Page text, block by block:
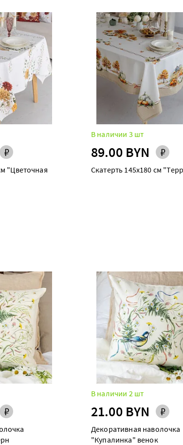
В наличии 3 шт
89.00 BYN
Скатерть 145х180 см
В наличии 2 шт
21.00 BYN
Декоративная наволочка
"Купалинка" венок